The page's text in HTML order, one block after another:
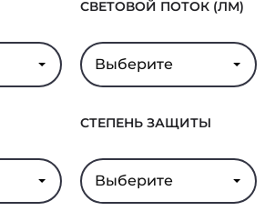
СВЕТОВОЙ ПОТОК (ЛМ)
Выберите
СТЕПЕНЬ ЗАЩИТЫ
Выберите